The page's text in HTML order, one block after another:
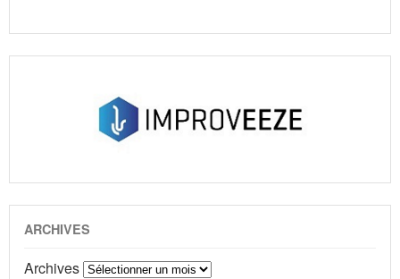
ARCHIVES
Archives